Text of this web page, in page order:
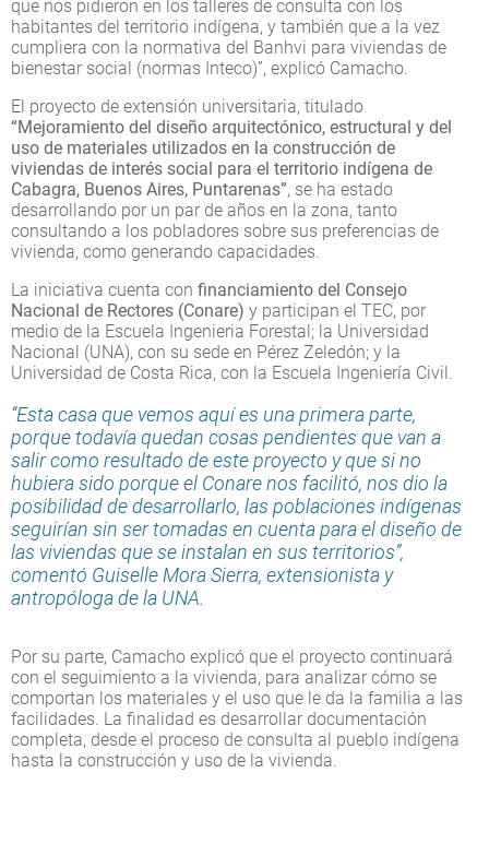
que nos pidieron en los talleres de consulta con los
habitantes del territorio indígena, y también que a la vez
cumpliera con la normativa del Banhvi para viviendas de
bienestar social (normas Inteco)”, explicó Camacho.
El proyecto de extensión universitaria, titulado
“Mejoramiento del diseño arquitectónico, estructural y del
uso de materiales utilizados en la construcción de
viviendas de interés social para el territorio indígena de
Cabagra, Buenos Aires, Puntarenas”, se ha estado
desarrollando por un par de años en la zona, tanto
consultando a los pobladores sobre sus preferencias de
vivienda, como generando capacidades.
La iniciativa cuenta con financiamiento del Consejo
Nacional de Rectores (Conare) y participan el TEC, por
medio de la Escuela Ingenieria Forestal; la Universidad
Nacional (UNA), con su sede en Pérez Zeledón; y la
Universidad de Costa Rica, con la Escuela Ingeniería Civil.
“Esta casa que vemos aquí es una primera parte,
porque todavía quedan cosas pendientes que van a
salir como resultado de este proyecto y que si no
hubiera sido porque el Conare nos facilitó, nos dio la
posibilidad de desarrollarlo, las poblaciones indígenas
seguirían sin ser tomadas en cuenta para el diseño de
las viviendas que se instalan en sus territorios”,
comentó Guiselle Mora Sierra, extensionista y
antropóloga de la UNA.
Por su parte, Camacho explicó que el proyecto continuará
con el seguimiento a la vivienda, para analizar cómo se
comportan los materiales y el uso que le da la familia a las
facilidades. La finalidad es desarrollar documentación
completa, desde el proceso de consulta al pueblo indígena
hasta la construcción y uso de la vivienda.